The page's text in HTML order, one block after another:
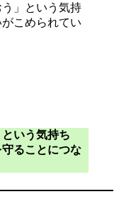
」という気持
こめられてい
いう気持ち
ることにつな